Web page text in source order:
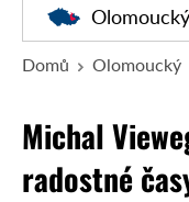
Olomoucký
Domů Olomoucký
Michal
radostné